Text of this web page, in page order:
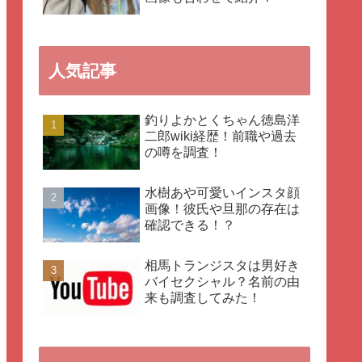
人気記事
釣りよかとくちゃん徳島洋
二郎wiki経歴！前職や過去
の噂を調査！
水樹あや可愛いインスタ顔
画像！彼氏や旦那の存在は
確認できる！？
相馬トランジスタは男好き
バイセクシャル？名前の由
来も調査してみた！